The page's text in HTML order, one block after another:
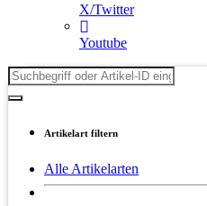
X/Twitter
Youtube
Artikelart filtern
Alle Artikelarten